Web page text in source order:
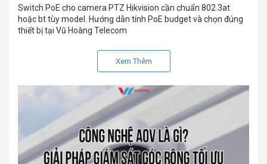
Switch PoE cho camera PTZ Hikvision cần chuẩn 802.3at
hoặc bt tùy model. Hướng dẫn tính PoE budget và chọn đúng
thiết bị tại Vũ Hoàng Telecom
Xem Thêm